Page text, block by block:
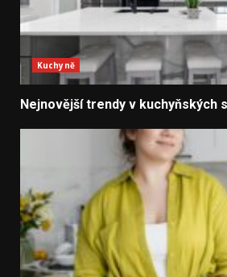
Kuchyně
Nejnovější trendy v kuchyňských